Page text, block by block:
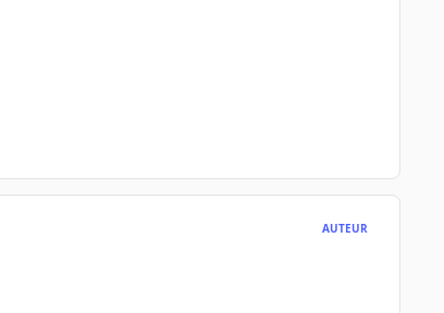
AUTEUR